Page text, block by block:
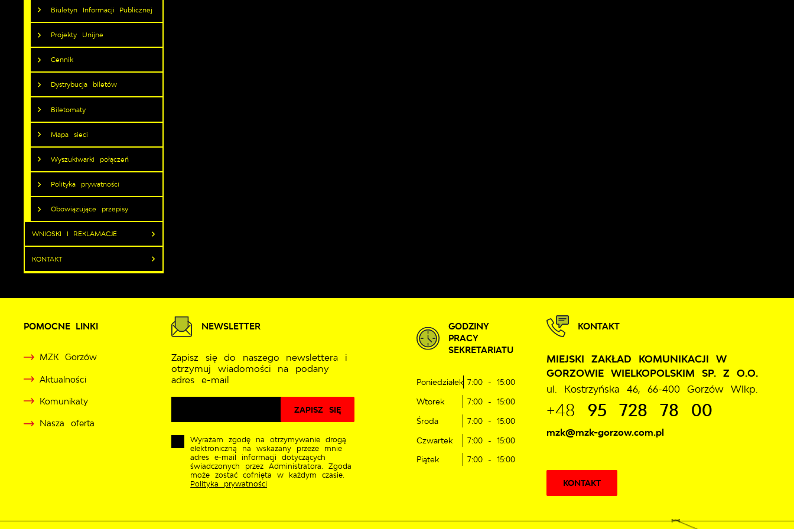
Biuletyn Informacji Publicznej
Projekty Unijne
Cennik
Dystrybucja biletów
Biletomaty
Mapa sieci
Wyszukiwarki połączeń
Polityka prywatności
Obowiązujące przepisy
WNIOSKI I REKLAMACJE
KONTAKT
POMOCNE LINKI
MZK Gorzów
Aktualności
Komunikaty
Nasza oferta
NEWSLETTER
Zapisz się do naszego newslettera i
otrzymuj wiadomości na podany
adres e-mail
Wyrażam zgodę na otrzymywanie drogą
elektroniczną na wskazany przeze mnie
adres e-mail informacji dotyczących
świadczonych przez Administratora. Zgoda
może zostać cofnięta w każdym czasie.
Polityka prywatności
GODZINY
PRACY
SEKRETARIATU
Poniedziałek 7:00 - 15:00
Wtorek 7:00 - 15:00
Środa 7:00 - 15:00
Czwartek 7:00 - 15:00
Piątek 7:00 - 15:00
KONTAKT
MIEJSKI ZAKŁAD KOMUNIKACJI W
GORZOWIE WIELKOPOLSKIM SP. Z O.O.
ul. Kostrzyńska 46, 66-400 Gorzów Wlkp.
+48 95 728 78 00
mzk@mzk-gorzow.com.pl
KONTAKT